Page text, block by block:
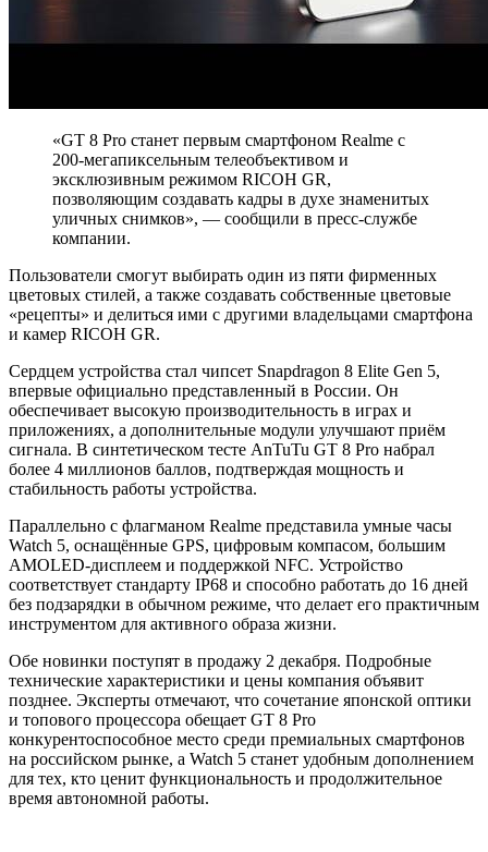
«GT 8 Pro станет первым смартфоном Realme с
200-мегапиксельным телеобъективом и
эксклюзивным режимом RICOH GR,
позволяющим создавать кадры в духе знаменитых
уличных снимков», — сообщили в пресс-службе
компании.
Пользователи смогут выбирать один из пяти фирменных
цветовых стилей, а также создавать собственные цветовые
«рецепты» и делиться ими с другими владельцами смартфона
и камер RICOH GR.
Сердцем устройства стал чипсет Snapdragon 8 Elite Gen 5,
впервые официально представленный в России. Он
обеспечивает высокую производительность в играх и
приложениях, а дополнительные модули улучшают приём
сигнала. В синтетическом тесте AnTuTu GT 8 Pro набрал
более 4 миллионов баллов, подтверждая мощность и
стабильность работы устройства.
Параллельно с флагманом Realme представила умные часы
Watch 5, оснащённые GPS, цифровым компасом, большим
AMOLED-дисплеем и поддержкой NFC. Устройство
соответствует стандарту IP68 и способно работать до 16 дней
без подзарядки в обычном режиме, что делает его практичным
инструментом для активного образа жизни.
Обе новинки поступят в продажу 2 декабря. Подробные
технические характеристики и цены компания объявит
позднее. Эксперты отмечают, что сочетание японской оптики
и топового процессора обещает GT 8 Pro
конкурентоспособное место среди премиальных смартфонов
на российском рынке, а Watch 5 станет удобным дополнением
для тех, кто ценит функциональность и продолжительное
время автономной работы.